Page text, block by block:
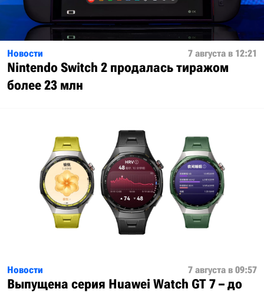
Новости 7 августа в 12:21
Nintendo Switch 2 продалась тиражом
более 23 млн
Новости 7 августа в 09:57
Выпущена серия Huawei Watch GT 7 – до